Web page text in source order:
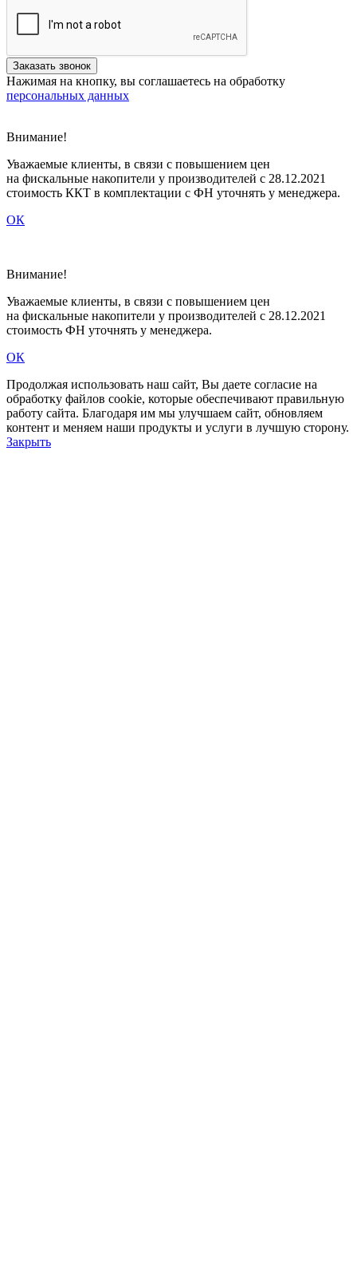
Нажимая на кнопку, вы соглашаетесь на обработку
персональных данных
Внимание!
Уважаемые клиенты, в связи с повышением цен
на фискальные накопители у производителей с 28.12.2021
стоимость ККТ в комплектации с ФН уточнять у менеджера.
ОК
Внимание!
Уважаемые клиенты, в связи c повышением цен
на фискальные накопители у производителей с 28.12.2021
стоимость ФН уточнять у менеджера.
ОК
Продолжая использовать наш сайт, Вы даете согласие на
обработку файлов cookie, которые обеспечивают правильную
работу сайта. Благодаря им мы улучшаем сайт, обновляем
контент и меняем наши продукты и услуги в лучшую сторону.
Закрыть